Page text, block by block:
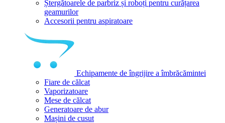
Ștergătoarele de parbriz și roboți pentru curățarea
geamurilor
Accesorii pentru aspiratoare
Echipamente de îngrijire a îmbrăcămintei
Fiare de călcat
Vaporizatoare
Mese de călcat
Generatoare de abur
Mașini de cusut